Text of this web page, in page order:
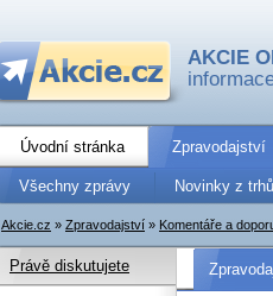
AKCIE
Úvodní stránka Zpravodajství
Všechny zprávy Novinky z trhů
Akcie.cz » Zpravodajství » Komentáře a
Právě diskutujete